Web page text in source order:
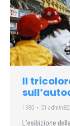
Il
1980 Di
L’esibizione